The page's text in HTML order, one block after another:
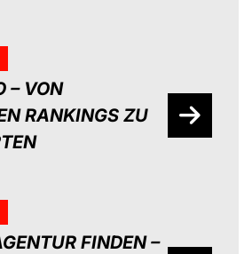
– VON
RANKINGS ZU
FINDEN –